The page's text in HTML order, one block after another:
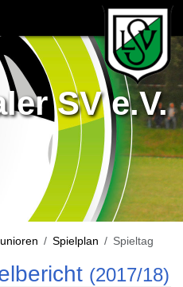
SV e.V.
Spielplan Spieltag
(2017/18)